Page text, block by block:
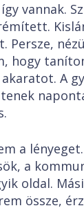
Persze,
hogy
A
a lényeget.
a
oldal.
össze,